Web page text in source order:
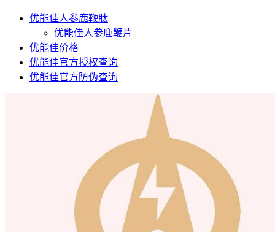
优能佳人参鹿鞭肽
优能佳人参鹿鞭片
优能佳价格
优能佳官方授权查询
优能佳官方防伪查询